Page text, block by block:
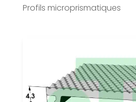
Profils microprismatiques